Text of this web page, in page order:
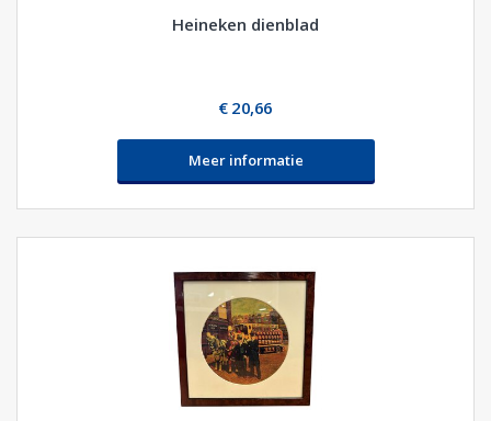
Heineken dienblad
€ 20,66
Meer informatie